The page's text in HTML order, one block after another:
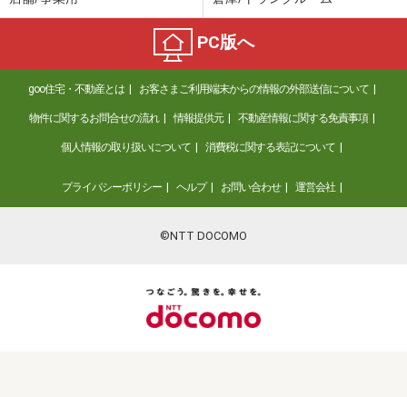
PC版へ
goo住宅・不動産とは お客さまご利用端末からの情報の外部送信について
物件に関するお問合せの流れ 情報提供元 不動産情報に関する免責事項
個人情報の取り扱いについて 消費税に関する表記について
プライバシーポリシー ヘルプ お問い合わせ 運営会社
©NTT DOCOMO